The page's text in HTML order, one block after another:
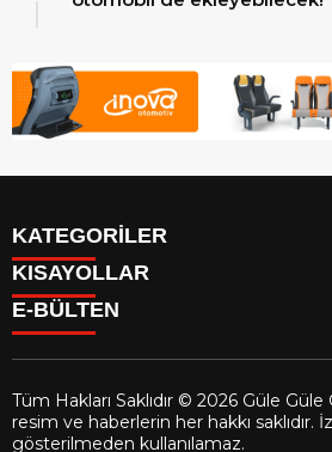
KATEGORİLER
Reklam
Firma Rehberi
İletişim
Künye
Gizlilik Politikası
KISAYOLLAR
Facebook
Instagram
E-BÜLTEN
gulegule.com.tr e-bültenine abone
Tüm Hakları Saklıdır © 2026 Güle
resim ve haberlerin her hakkı saklıdır.
gösterilmeden kullanılamaz.